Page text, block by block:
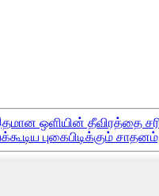
ஒளியின் தீவிரத்தை
புகைபிடிக்கும்